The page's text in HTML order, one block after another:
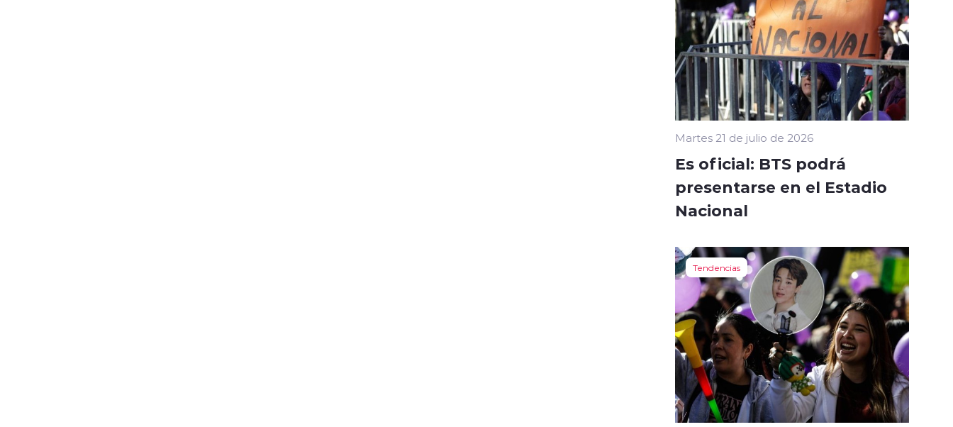
Martes 21 de julio de 2026
Es oficial: BTS podrá
presentarse en el Estadio
Nacional
Tendencias